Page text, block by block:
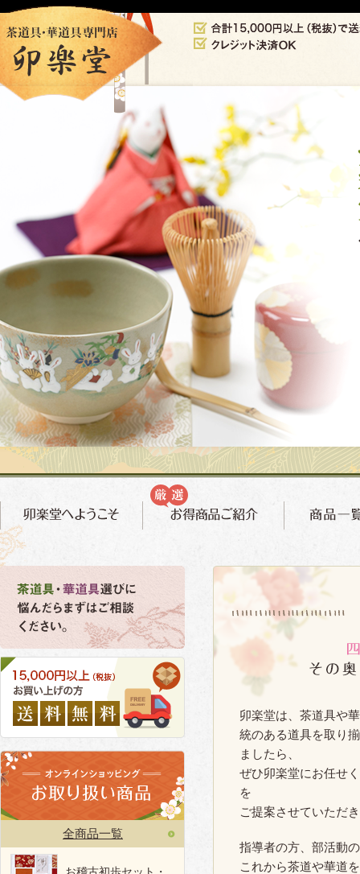
全商品一覧
卯楽堂は、茶道具や
統のある道具を取り
ましたら、
ぜひ卯楽堂にお任せ
を
ご提案させていただ
指導者の方、部活動
これから茶道や華道